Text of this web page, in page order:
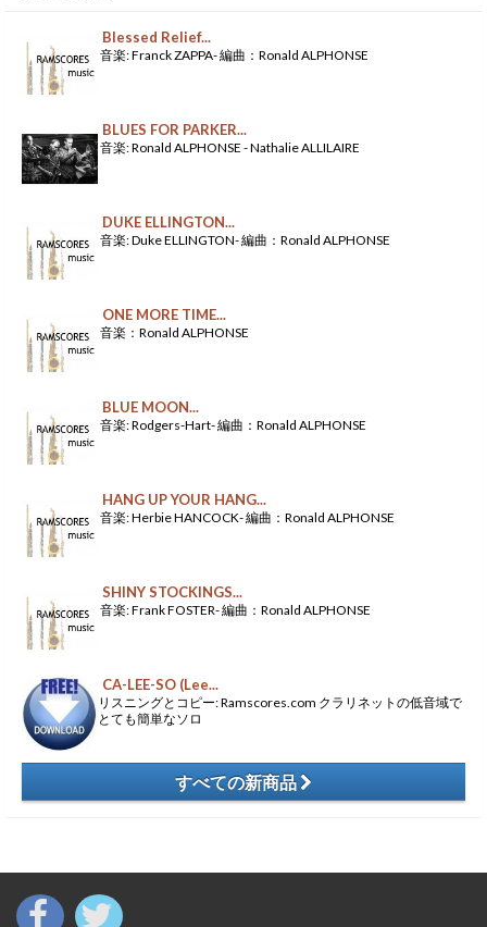
Blessed Relief...
音楽: Franck ZAPPA- 編曲：Ronald ALPHONSE
BLUES FOR PARKER...
音楽: Ronald ALPHONSE - Nathalie ALLILAIRE
DUKE ELLINGTON...
音楽: Duke ELLINGTON- 編曲：Ronald ALPHONSE
ONE MORE TIME...
音楽：Ronald ALPHONSE
BLUE MOON...
音楽: Rodgers-Hart- 編曲：Ronald ALPHONSE
HANG UP YOUR HANG...
音楽: Herbie HANCOCK- 編曲：Ronald ALPHONSE
SHINY STOCKINGS...
音楽: Frank FOSTER- 編曲：Ronald ALPHONSE
CA-LEE-SO (Lee...
リスニングとコピー: Ramscores.com クラリネットの低音域で
とても簡単なソロ
すべての新商品